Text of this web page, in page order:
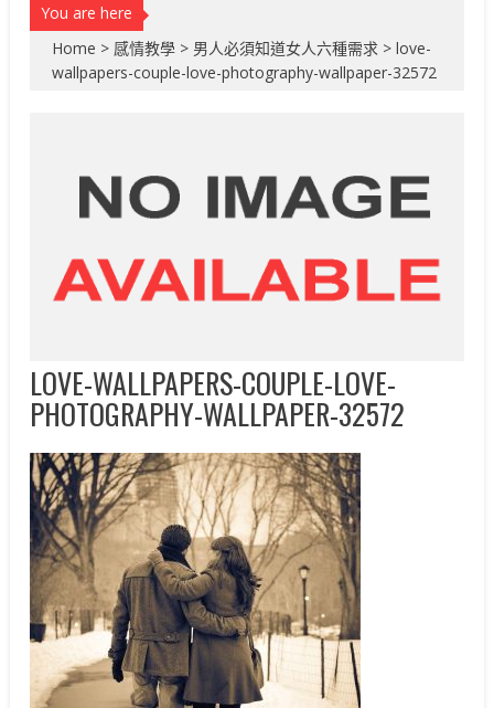
You are here
Home > 感情教學 > 男人必須知道女人六種需求 >love-
wallpapers-couple-love-photography-wallpaper-32572
LOVE-WALLPAPERS-COUPLE-LOVE-
PHOTOGRAPHY-WALLPAPER-32572